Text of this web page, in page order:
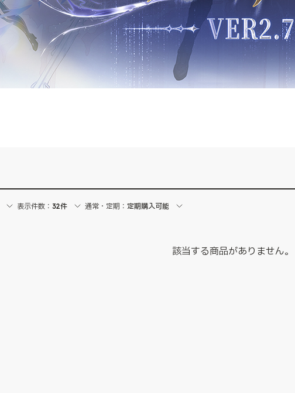
表示件数： 32件 通常・定期： 定期購入可能
該当する商品がありません。